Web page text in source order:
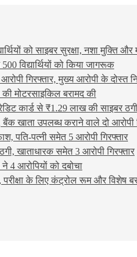
को साइबर सुरक्षा, नशा मुक्ति
विद्यार्थियों को किया जागरूक
गिरफ्तार, मुख्य आरोपी के दोस्त
की मोटरसाइकिल बरामद की
कार्ड से ₹1.29 लाख की साइबर
खाता उपलब्ध कराने वाले दो आरोपी
पति-पत्नी समेत 5 आरोपी गिरफ्तार
खाताधारक समेत 3 आरोपी गिरफ्तार
आरोपियों को दबोचा
के लिए कंट्रोल रूम और विशेष